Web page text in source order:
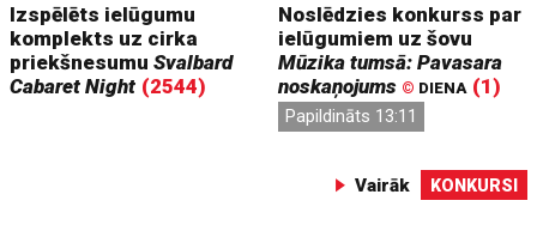
Izspēlēts ielūgumu
komplekts uz cirka
priekšnesumuSvalbard
Cabaret Night (2544)
Noslēdzies konkurss par
ielūgumiem uz šovu
Mūzika tumsā: Pavasara
noskaņojums © DIENA (1)
Papildināts 13:11
Vairāk KONKURSI